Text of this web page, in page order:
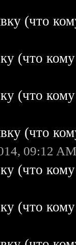
(что
(что
(что
(что
09:12
(что
(что